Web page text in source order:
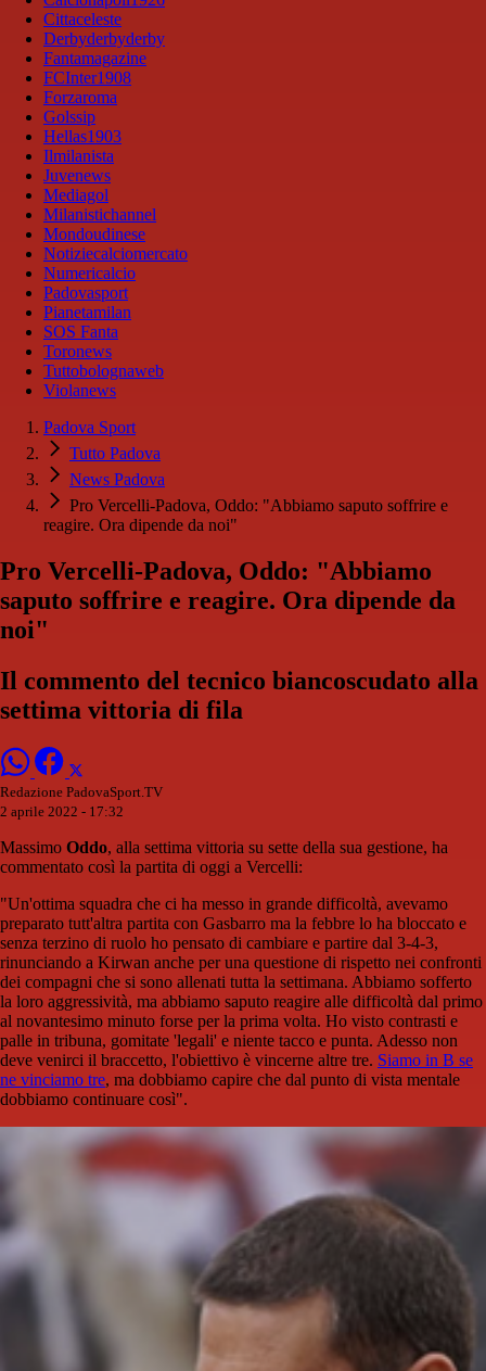
Cittaceleste
Derbyderbyderby
Fantamagazine
FCInter1908
Forzaroma
Golssip
Hellas1903
Ilmilanista
Juvenews
Mediagol
Milanistichannel
Mondoudinese
Notiziecalciomercato
Numericalcio
Padovasport
Pianetamilan
SOS Fanta
Toronews
Tuttobolognaweb
Violanews
Padova Sport
Tutto Padova
News Padova
Pro Vercelli-Padova, Oddo: "Abbiamo saputo soffrire e
reagire. Ora dipende da noi"
Pro Vercelli-Padova, Oddo: "Abbiamo
saputo soffrire e reagire. Ora dipende da
noi"
Il commento del tecnico biancoscudato alla
settima vittoria di fila
Redazione PadovaSport.TV
2 aprile 2022 - 17:32
Massimo Oddo, alla settima vittoria su sette della sua gestione, ha
commentato così la partita di oggi a Vercelli:
"Un'ottima squadra che ci ha messo in grande difficoltà, avevamo
preparato tutt'altra partita con Gasbarro ma la febbre lo ha bloccato e
senza terzino di ruolo ho pensato di cambiare e partire dal 3-4-3,
rinunciando a Kirwan anche per una questione di rispetto nei confronti
dei compagni che si sono allenati tutta la settimana. Abbiamo sofferto
la loro aggressività, ma abbiamo saputo reagire alle difficoltà dal primo
al novantesimo minuto forse per la prima volta. Ho visto contrasti e
palle in tribuna, gomitate 'legali' e niente tacco e punta. Adesso non
deve venirci il braccetto, l'obiettivo è vincerne altre tre. Siamo in B se
ne vinciamo tre, ma dobbiamo capire che dal punto di vista mentale
dobbiamo continuare così".